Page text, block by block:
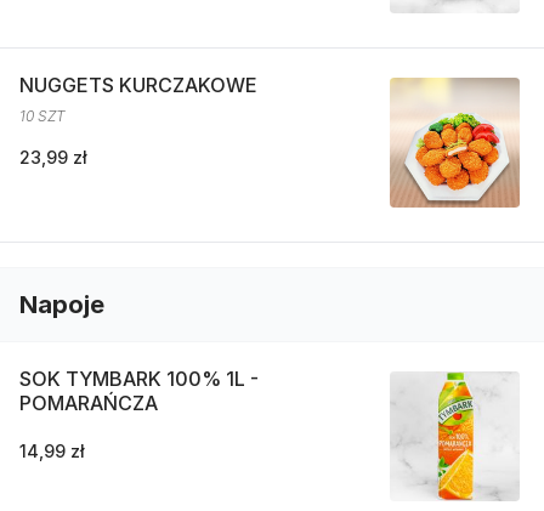
NUGGETS KURCZAKOWE
10 SZT
23,99 zł
Napoje
SOK TYMBARK 100% 1L -
POMARAŃCZA
14,99 zł